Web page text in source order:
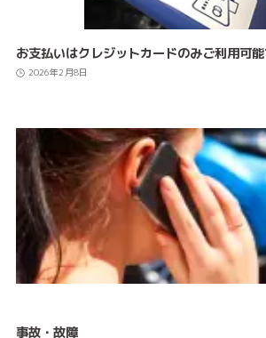
お支払いはクレジットカードのみご利用可
2026年2月8日
事故・故障